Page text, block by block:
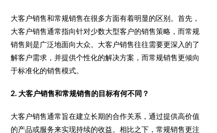
大客户销售和常规销售在很多方面有着明显的区别。首先，
大客户销售通常指向针对少数大型客户的销售策略，而常规
销售则是广泛地面向大众。大客户销售往往需要更深入的了
解客户需求，并提供个性化的解决方案，而常规销售更倾向
于标准化的销售模式。
2. 大客户销售和常规销售的目标有何不同？
大客户销售通常旨在建立长期的合作关系，通过提供高价值
的产品或服务来实现持续的收益。相比之下，常规销售更注